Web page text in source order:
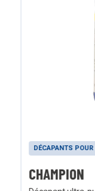
DÉCAPANTS
CHAMPION